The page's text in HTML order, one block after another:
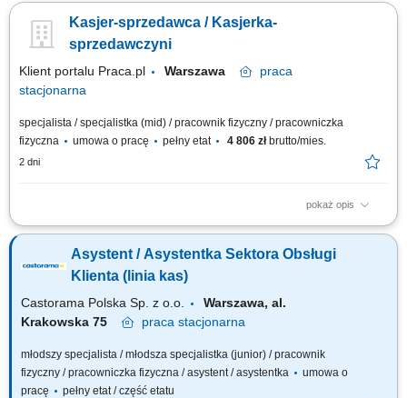
Kasjer-sprzedawca / Kasjerka-
sprzedawczyni
Klient portalu Praca.pl Warszawa
praca
stacjonarna
specjalista / specjalistka (mid) / pracownik fizyczny / pracowniczka
fizyczna
umowa o pracę pełny etat 4 806 złbrutto/mies.
2 dni
pokaż opis
obsługa klientów przy kasie oraz na sali sprzedaży; realizacja sprzedaży
kontrola dat ważności asortymentu; praca w systemie dwuzmianowym;
utrzymywanie czystości i porządku w miejscu pracy;
Asystent / Asystentka Sektora Obsługi
Klienta (linia kas)
Castorama Polska Sp. z o.o.
Warszawa, al.
Krakowska 75
praca stacjonarna
młodszy specjalista / młodsza specjalistka (junior) / pracownik
fizyczny / pracowniczka fizyczna / asystent / asystentka
umowa o
pracę
pełny etat / część etatu